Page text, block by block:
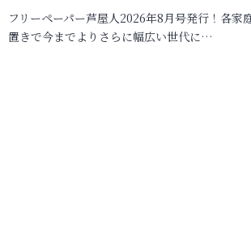
フリーペーパー芦屋人2026年8月号発行！各家
置きで今までよりさらに幅広い世代に…